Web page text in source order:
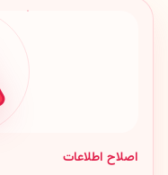
اصلاح اطلاعات